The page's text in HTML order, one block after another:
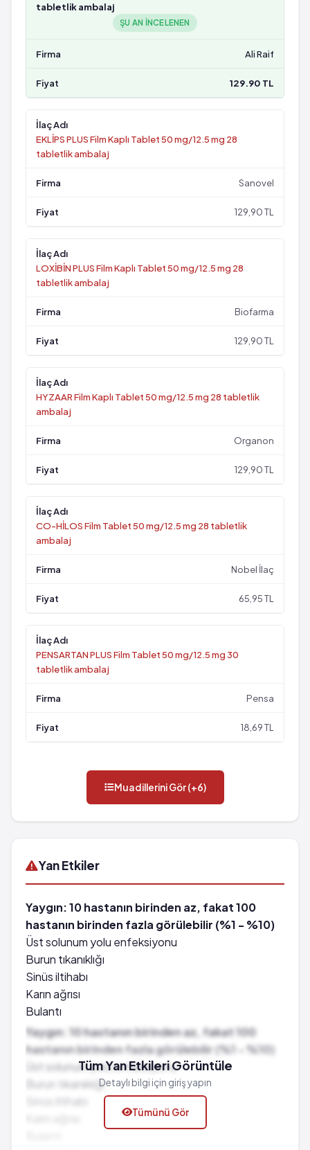
tabletlik ambalaj
ŞU AN INCELENEN
Ali Raif
129.90 TL
EKLİPS PLUS Film Kaplı Tablet 50 mg/12.5 mg 28
tabletlik ambalaj
Sanovel
129,90 TL
LOXİBİN PLUS Film Kaplı Tablet 50 mg/12.5 mg 28
tabletlik ambalaj
Biofarma
129,90 TL
HYZAAR Film Kaplı Tablet 50 mg/12.5 mg 28 tabletlik
ambalaj
Organon
129,90 TL
CO-HİLOS Film Tablet 50 mg/12.5 mg 28 tabletlik
ambalaj
Nobel İlaç
65,95 TL
PENSARTAN PLUS Film Tablet 50 mg/12.5 mg 30
tabletlik ambalaj
Pensa
18,69 TL
Muadillerini Gör (+6)
Yan Etkiler
Yaygın: 10 hastanın birinden az, fakat 100
hastanın birinden fazla görülebilir (%1 - %10)
Üst solunum yolu enfeksiyonu
Burun tıkanıklığı
Sinüs iltihabı
Karın ağrısı
Bulantı
Hazımsızlık
Kaslarda ağrı veya kramp
Uykusuzluk
Baş ağrısı
Baş dönmesi
Yorgunluk ve güçsüzlük
Yaygın: 10 hastanın birinden az, fakat 100
hastanın birinden fazla görülebilir (%1 - %10)
Üst solunum yolu enfeksiyonu
Burun tıkanıklığı
Sinüs iltihabı
Tüm Yan Etkileri Görüntüle
Detaylı bilgi için giriş yapın
Tümünü Gör